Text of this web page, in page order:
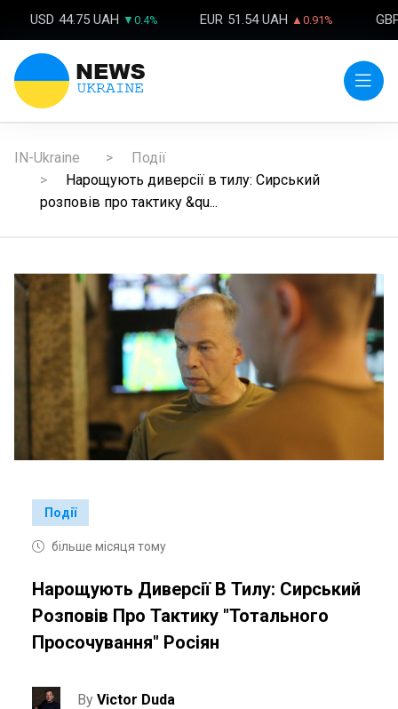
USD 44.75 UAH ▼0.4% EUR 51.54 UAH ▲0.91%
IN-Ukraine
Події
Нарощують диверсії в тилу: Сирський
розповів про тактику &qu...
Події
більше місяця тому
Нарощують Диверсії В Тилу: Сирський
Розповів Про Тактику "тотального
Просочування" Росіян
ByVictor Duda